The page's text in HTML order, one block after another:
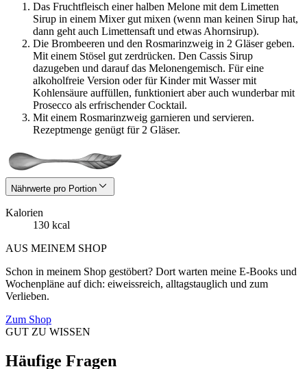
Das Fruchtfleisch einer halben Melone mit dem Limetten
Sirup in einem Mixer gut mixen (wenn man keinen Sirup hat,
dann geht auch Limettensaft und etwas Ahornsirup).
Die Brombeeren und den Rosmarinzweig in 2 Gläser geben.
Mit einem Stösel gut zerdrücken. Den Cassis Sirup
dazugeben und darauf das Melonengemisch. Für eine
alkoholfreie Version oder für Kinder mit Wasser mit
Kohlensäure auffüllen, funktioniert aber auch wunderbar mit
Prosecco als erfrischender Cocktail.
Mit einem Rosmarinzweig garnieren und servieren.
Rezeptmenge genügt für 2 Gläser.
Nährwerte pro Portion
Kalorien
130 kcal
AUS MEINEM SHOP
Schon in meinem Shop gestöbert? Dort warten meine E-Books und
Wochenpläne auf dich: eiweissreich, alltagstauglich und zum
Verlieben.
Zum Shop
GUT ZU WISSEN
Häufige Fragen